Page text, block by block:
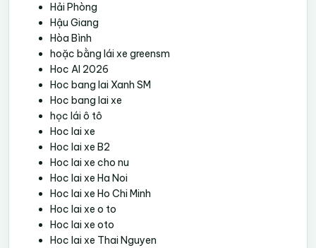
Hải Phòng
Hậu Giang
Hòa Bình
hoặc bằng lái xe greensm
Hoc AI 2026
Hoc bang lai Xanh SM
Hoc bang lai xe
học lái ô tô
Hoc lai xe
Hoc lai xe B2
Hoc lai xe cho nu
Hoc lai xe Ha Noi
Hoc lai xe Ho Chi Minh
Hoc lai xe o to
Hoc lai xe oto
Hoc lai xe Thai Nguyen